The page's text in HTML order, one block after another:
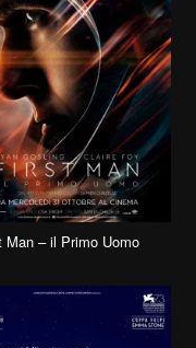
Man – il Primo Uomo